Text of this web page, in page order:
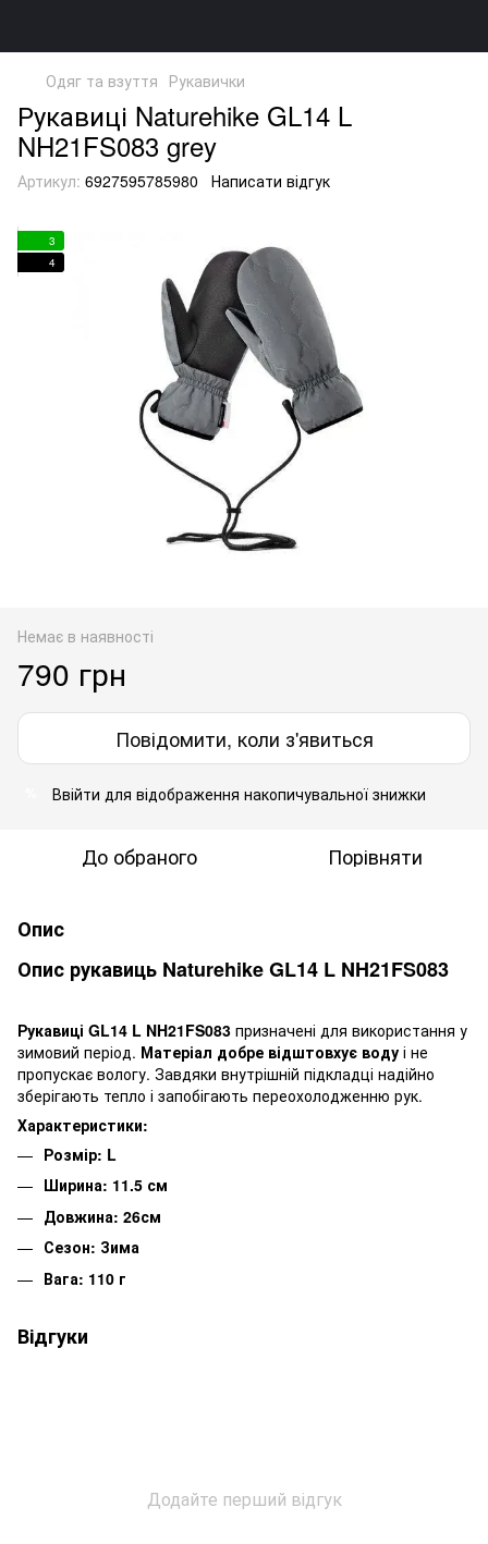
Одяг та взуття Рукавички
Рукавиці Naturehike GL14 L
NH21FS083 grey
Артикул: 6927595785980 Написати відгук
3
4
Немає в наявності
790 грн
Повідомити, коли з'явиться
Ввійти для відображення накопичувальної знижки
До обраного Порівняти
Опис
Опис рукавиць Naturehike GL14 L NH21FS083
Рукавиці GL14 L NH21FS083 призначені для використання у
зимовий період. Матеріал добре відштовхує воду і не
пропускає вологу. Завдяки внутрішній підкладці надійно
зберігають тепло і запобігають переохолодженню рук.
Характеристики:
Розмір: L
Ширина: 11.5 см
Довжина: 26см
Сезон: Зима
Вага: 110 г
Відгуки
Додайте перший відгук